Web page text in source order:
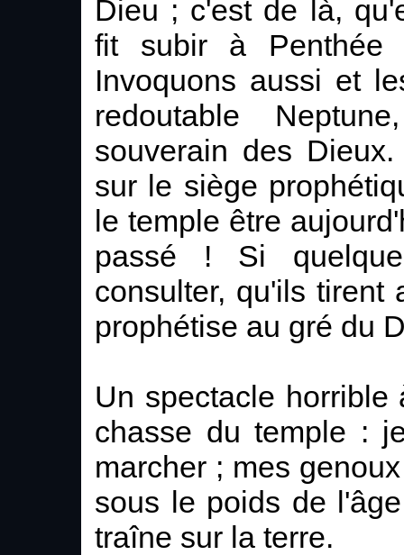
Dieu ; c'est de là,
fit subir à Penthée
Invoquons aussi et
redoutable
souverain des
sur le siège
le temple être
passé ! Si
consulter, qu'ils tirent
prophétise au gré du
Un spectacle horrible
chasse du temple :
marcher ; mes
sous le poids de
traîne sur la terre.